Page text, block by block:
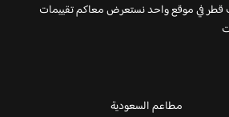
في موقع واحد نستعرض معاكم تقييمات
مطاعم السعودية